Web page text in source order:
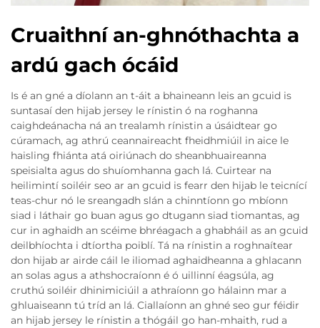
Cruaithní an-ghnóthachta a
ardú gach ócáid
Is é an gné a díolann an t-áit a bhaineann leis an gcuid is
suntasaí den hijab jersey le rínistin ó na roghanna
caighdeánacha ná an trealamh rínistin a úsáidtear go
cúramach, ag athrú ceannaireacht fheidhmiúil in aice le
haisling fhiánta atá oiriúnach do sheanbhuaireanna
speisialta agus do shuíomhanna gach lá. Cuirtear na
heilimintí soiléir seo ar an gcuid is fearr den hijab le teicnící
teas-chur nó le sreangadh slán a chinntíonn go mbíonn
siad i láthair go buan agus go dtugann siad tiomantas, ag
cur in aghaidh an scéime bhréagach a ghabháil as an gcuid
deilbhíochta i dtíortha poiblí. Tá na rínistin a roghnaítear
don hijab ar airde cáil le iliomad aghaidheanna a ghlacann
an solas agus a athshocraíonn é ó uillinní éagsúla, ag
cruthú soiléir dhinimiciúil a athraíonn go hálainn mar a
ghluaiseann tú tríd an lá. Ciallaíonn an ghné seo gur féidir
an hijab jersey le rínistin a thógáil go han-mhaith, rud a